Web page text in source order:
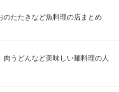
ティアB1
のたたきなど魚料理の店まとめ
肉うどんなど美味しい麺料理の人